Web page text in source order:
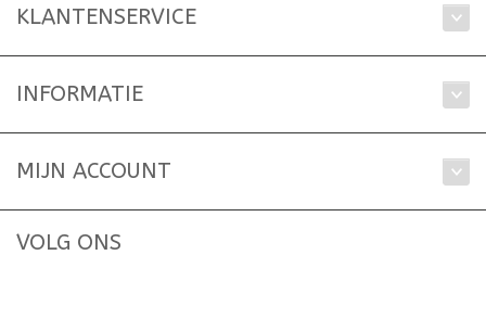
KLANTENSERVICE
INFORMATIE
MIJN ACCOUNT
VOLG ONS